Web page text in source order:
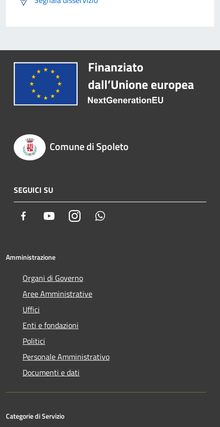
Comune di Spoleto
SEGUICI SU
Facebook YoutubeInstagram
Amministrazione
Organi di Governo
Aree Amministrative
Uffici
Enti e fondazioni
Politici
Personale Amministrativo
Documenti e dati
Categorie di Servizio